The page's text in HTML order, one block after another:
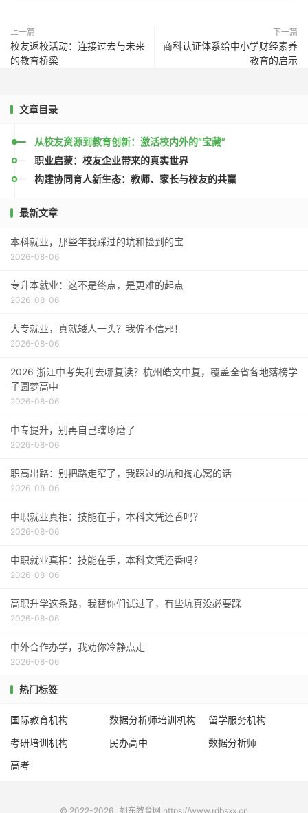
上一篇
校友返校活动：连接过去与未来
的教育桥梁
下一篇
商科认证体系给中小学财经素养
教育的启示
文章目录
从校友资源到教育创新：激活校内外的“宝藏”
职业启蒙：校友企业带来的真实世界
构建协同育人新生态：教师、家长与校友的共赢
最新文章
本科就业，那些年我踩过的坑和捡到的宝
2026-08-06
专升本就业：这不是终点，是更难的起点
2026-08-06
大专就业，真就矮人一头？我偏不信邪！
2026-08-06
2026 浙江中考失利去哪复读？杭州皓文中复，覆盖全省各地落榜学
子圆梦高中
2026-08-06
中专提升，别再自己瞎琢磨了
2026-08-06
职高出路：别把路走窄了，我踩过的坑和掏心窝的话
2026-08-06
中职就业真相：技能在手，本科文凭还香吗？
2026-08-06
中职就业真相：技能在手，本科文凭还香吗？
2026-08-06
高职升学这条路，我替你们试过了，有些坑真没必要踩
2026-08-06
中外合作办学，我劝你冷静点走
2026-08-06
热门标签
国际教育机构 数据分析师培训机构
留学服务机构
考研培训机构
民办高中
数据分析师
高考
© 2022-2026 如东教育网 https://www.rdbsxx.cn